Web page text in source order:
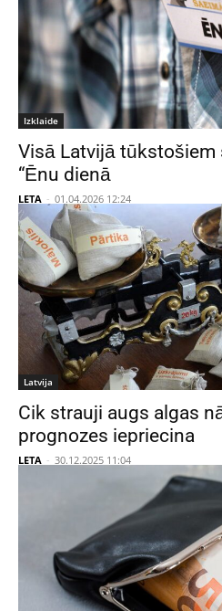
Izklaide
Visā Latvijā tūkstošiem
“Ēnu dienā
LETA - 01.04.2026 12:24
Latvija
Cik strauji augs algas
prognozes iepriecina
LETA - 30.12.2025 11:04